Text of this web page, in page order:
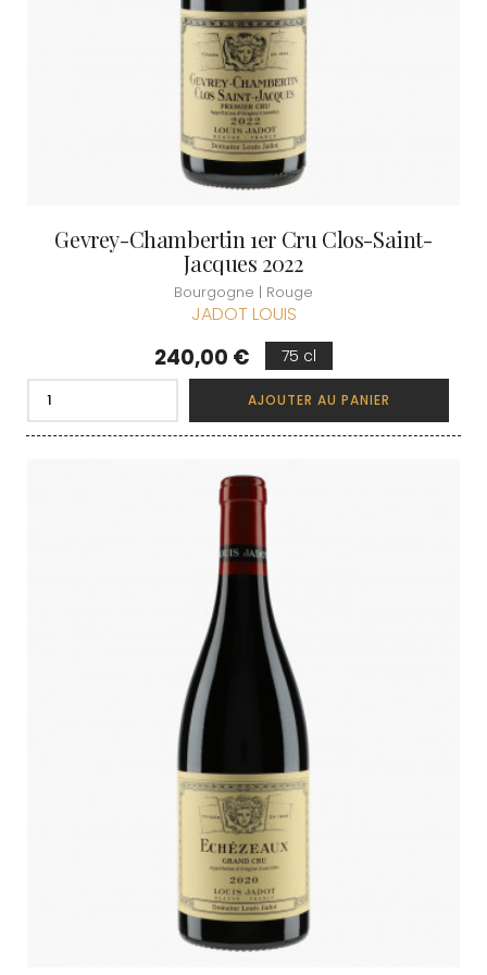
Gevrey-Chambertin 1er Cru Clos-Saint-
Jacques 2022
Bourgogne | Rouge
JADOT LOUIS
Prix
240,00 € 75 cl
AJOUTER AU PANIER